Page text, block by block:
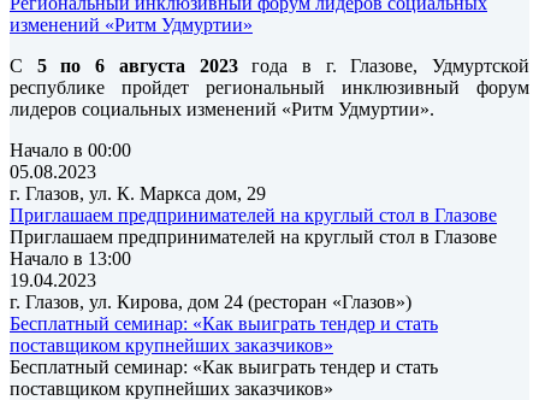
изменений «Ритм Удмуртии»
С 5 по 6 августа 2023года в г. Глазове, Удмуртской
республике пройдет региональный инклюзивный форум
лидеров социальных изменений «Ритм Удмуртии».
Начало в 00:00
05.08.2023
г. Глазов, ул. К. Маркса дом, 29
Приглашаем предпринимателей на круглый стол в Глазове
Приглашаем предпринимателей на круглый стол в Глазове
Начало в 13:00
19.04.2023
г. Глазов, ул. Кирова, дом 24 (ресторан «Глазов»)
Бесплатный семинар: «Как выиграть тендер и стать
поставщиком крупнейших заказчиков»
Бесплатный семинар: «Как выиграть тендер и стать
поставщиком крупнейших заказчиков»